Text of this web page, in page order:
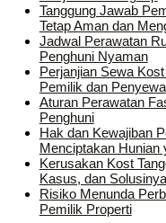
Tanggung Jawab
Tetap Aman dan
Jadwal Perawatan
Penghuni Nyaman
Perjanjian Sewa
Pemilik dan Penyewa
Aturan Perawatan
Penghuni
Hak dan Kewajiban
Menciptakan Hunian
Kerusakan Kost
Kasus, dan Solusinya
Risiko Menunda
Pemilik Properti